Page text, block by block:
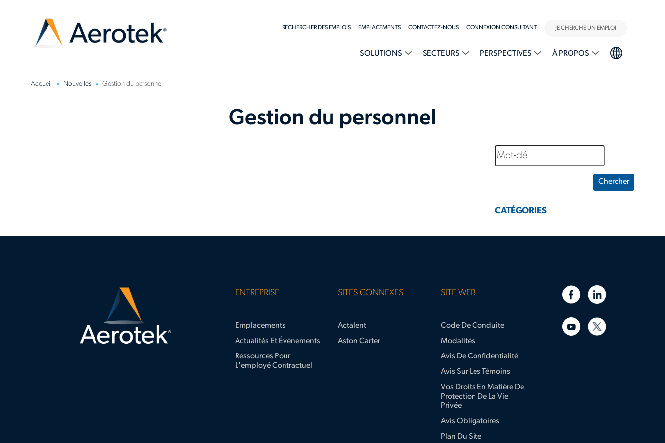
RECHERCHER DES EMPLOIS EMPLACEMENTS CONTACTEZ-NOUS CONNEXION CONSULTANT JE CHERCHE UN EMPLOI
SOLUTIONS SECTEURS PERSPECTIVES À PROPOS
Accueil Nouvelles Gestion du personnel
Gestion du personnel
Chercher
CATÉGORIES
ENTREPRISE
Emplacements
Actualités Et Événements
Ressources Pour
L'employé Contractuel
SITES CONNEXES
Actalent
Aston Carter
SITE WEB
Code De Conduite
Modalités
Avis De Confidentialité
Avis Sur Les Témoins
Vos Droits En Matière De
Protection De La Vie
Privée
Avis Obligatoires
Plan Du Site